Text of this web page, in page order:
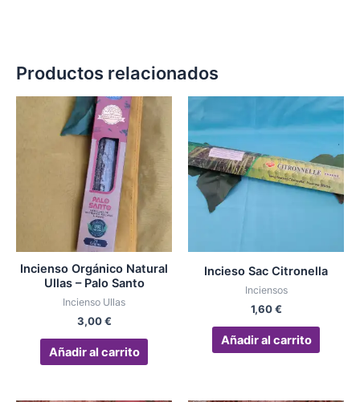
Productos relacionados
Incienso Orgánico Natural
Ullas – Palo Santo
Incienso Ullas
3,00€
Añadir al carrito
Incieso Sac Citronella
Inciensos
1,60€
Añadir al carrito